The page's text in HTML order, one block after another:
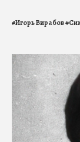
#Игорь Вирабов#